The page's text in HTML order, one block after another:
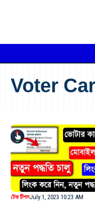
Voter
টেক টিপসJuly 1, 2023 10:23 AM